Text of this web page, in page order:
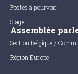
Postes à pourvoir
Stage
Assemblée
Section Belgique /
Région Europe